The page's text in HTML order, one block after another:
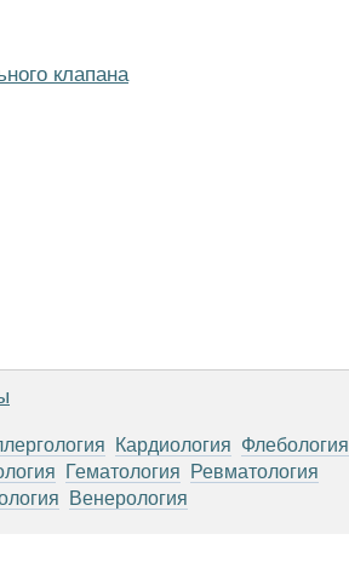
клапана
Кардиология Флебология
Гематология
Ревматология
Венерология